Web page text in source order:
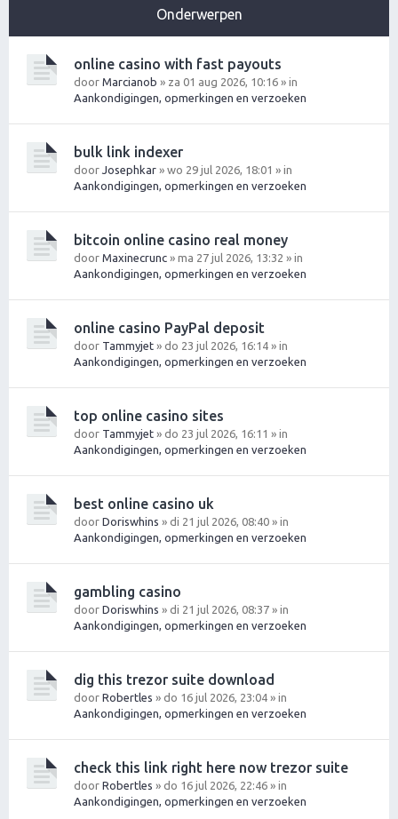
Onderwerpen
online casino with fast payouts
door Marcianob » za 01 aug 2026, 10:16 » in
Aankondigingen, opmerkingen en verzoeken
bulk link indexer
door Josephkar » wo 29 jul 2026, 18:01 » in
Aankondigingen, opmerkingen en verzoeken
bitcoin online casino real money
door Maxinecrunc » ma 27 jul 2026, 13:32 » in
Aankondigingen, opmerkingen en verzoeken
online casino PayPal deposit
door Tammyjet » do 23 jul 2026, 16:14 » in
Aankondigingen, opmerkingen en verzoeken
top online casino sites
door Tammyjet » do 23 jul 2026, 16:11 » in
Aankondigingen, opmerkingen en verzoeken
best online casino uk
door Doriswhins » di 21 jul 2026, 08:40 » in
Aankondigingen, opmerkingen en verzoeken
gambling casino
door Doriswhins » di 21 jul 2026, 08:37 » in
Aankondigingen, opmerkingen en verzoeken
dig this trezor suite download
door Robertles » do 16 jul 2026, 23:04 » in
Aankondigingen, opmerkingen en verzoeken
check this link right here now trezor suite
door Robertles » do 16 jul 2026, 22:46 » in
Aankondigingen, opmerkingen en verzoeken